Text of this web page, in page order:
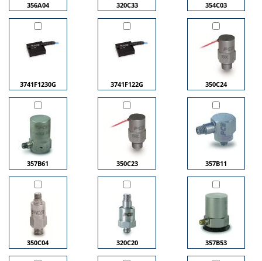
356A04 320C33 354C03
3741F1230G 3741F122G 350C24
357B61 350C23 357B11
350C04 320C20 357B53